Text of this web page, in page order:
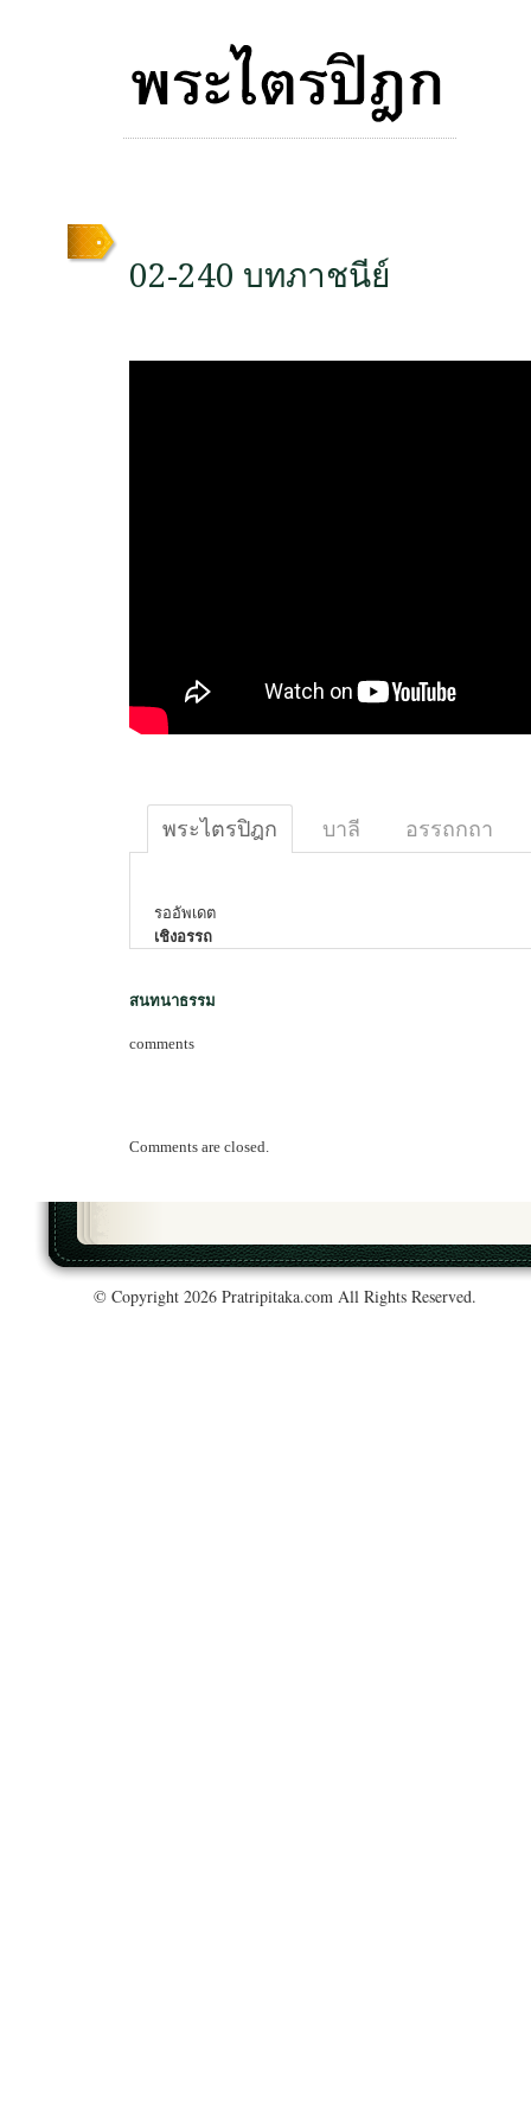
02-240 บทภาชนีย์
พระไตรปิฎก บาลี อรรถกถา
รออัพเดต
เชิงอรรถ
สนทนาธรรม
comments
Comments are closed.
© Copyright 2026 Pratripitaka.com All Rights Reserved.